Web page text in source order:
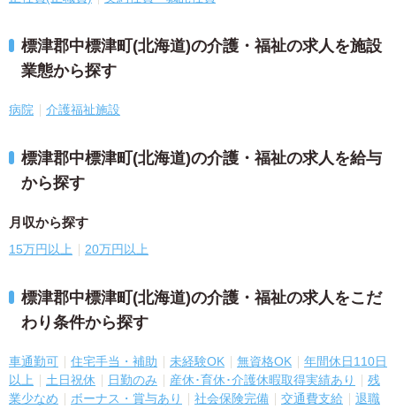
標津郡中標津町(北海道)の介護・福祉の求人を施設
業態から探す
病院 介護福祉施設
標津郡中標津町(北海道)の介護・福祉の求人を給与
から探す
月収から探す
15万円以上 20万円以上
標津郡中標津町(北海道)の介護・福祉の求人をこだ
わり条件から探す
車通勤可 住宅手当・補助 未経験OK 無資格OK
年間休日110日
以上
土日祝休 日勤のみ 産休･育休･介護休暇取得実績あり
残
業少なめ
ボーナス・賞与あり 社会保険完備 交通費支給
退職